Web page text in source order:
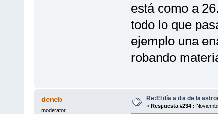
está como a
todo lo que
ejemplo una
robando
deneb
moderator
Re:El día a día de la
« Respuesta #234 :